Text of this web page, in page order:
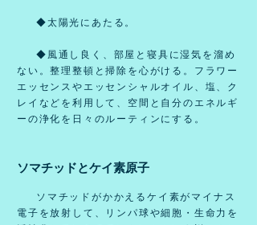
◆太陽光にあたる。
◆風通し良く、部屋と寝具に湿気を溜め
ない。整理整頓と掃除を心がける。フラワー
エッセンスやエッセンシャルオイル、塩、ク
レイなどを利用して、空間と自分のエネルギ
ーの浄化を日々のルーティンにする。
ソマチッドとケイ素原子
ソマチッドがかかえるケイ素がマイナス
電子を放射して、リンパ球や細胞・生命力を